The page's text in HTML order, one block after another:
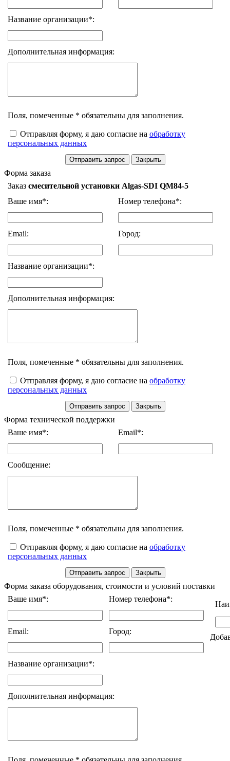
Название организации*:
Дополнительная информация:
Поля, помеченные * обязательны для заполнения.
Отправляя форму, я даю согласие на обработку
персональных данных
Форма заказа
Заказ смесительной установки Algas-SDI QM84-5
Ваше имя*:
Номер телефона*:
Email: Город:
Название организации*:
Дополнительная информация:
Поля, помеченные * обязательны для заполнения.
Отправляя форму, я даю согласие на обработку
персональных данных
Форма технической поддержки
Ваше имя*:
Email*:
Сообщение:
Поля, помеченные * обязательны для заполнения.
Отправляя форму, я даю согласие на обработку
персональных данных
Форма заказа оборудования, стоимости и условий поставки
Ваше имя*:
Номер телефона*:
Email: Город:
Название организации*:
Дополнительная информация: